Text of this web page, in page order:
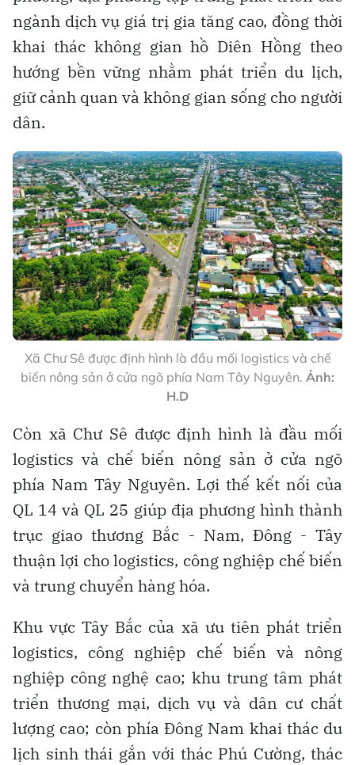
ngành dịch vụ giá trị gia tăng cao, đồng thời
khai thác không gian hồ Diên Hồng theo
hướng bền vững nhằm phát triển du lịch,
giữ cảnh quan và không gian sống cho người
dân.
Xã Chư Sê được định hình là đầu mối logistics và chế
biến nông sản ở cửa ngõ phía Nam Tây Nguyên. Ảnh:
H.D
Còn xã Chư Sê được định hình là đầu mối
logistics và chế biến nông sản ở cửa ngõ
phía Nam Tây Nguyên. Lợi thế kết nối của
QL 14 và QL 25 giúp địa phương hình thành
trục giao thương Bắc - Nam, Đông - Tây
thuận lợi cho logistics, công nghiệp chế biến
và trung chuyển hàng hóa.
Khu vực Tây Bắc của xã ưu tiên phát triển
logistics, công nghiệp chế biến và nông
nghiệp công nghệ cao; khu trung tâm phát
triển thương mại, dịch vụ và dân cư chất
lượng cao; còn phía Đông Nam khai thác du
lịch sinh thái gắn với thác Phú Cường, thác